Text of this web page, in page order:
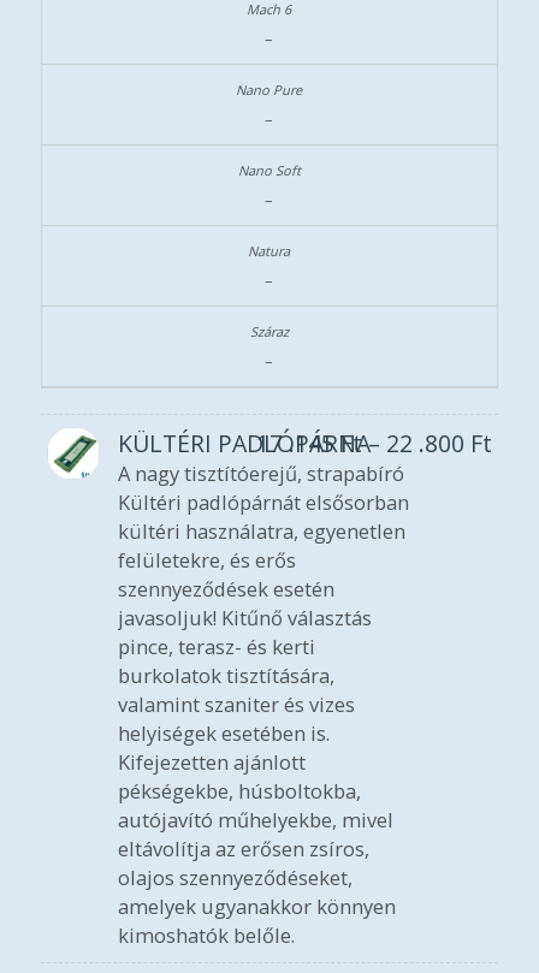
–
–
–
–
–
KÜLTÉRI PADLÓPÁRNA
17 .145Ft– 22 .800 Ft
A nagy tisztítóerejű, strapabíró
Kültéri padlópárnát elsősorban
kültéri használatra, egyenetlen
felületekre, és erős
szennyeződések esetén
javasoljuk! Kitűnő választás
pince, terasz- és kerti
burkolatok tisztítására,
valamint szaniter és vizes
helyiségek esetében is.
Kifejezetten ajánlott
pékségekbe, húsboltokba,
autójavító műhelyekbe, mivel
eltávolítja az erősen zsíros,
olajos szennyeződéseket,
amelyek ugyanakkor könnyen
kimoshatók belőle.